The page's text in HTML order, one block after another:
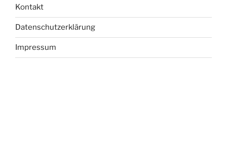
Kontakt
Datenschutzerklärung
Impressum